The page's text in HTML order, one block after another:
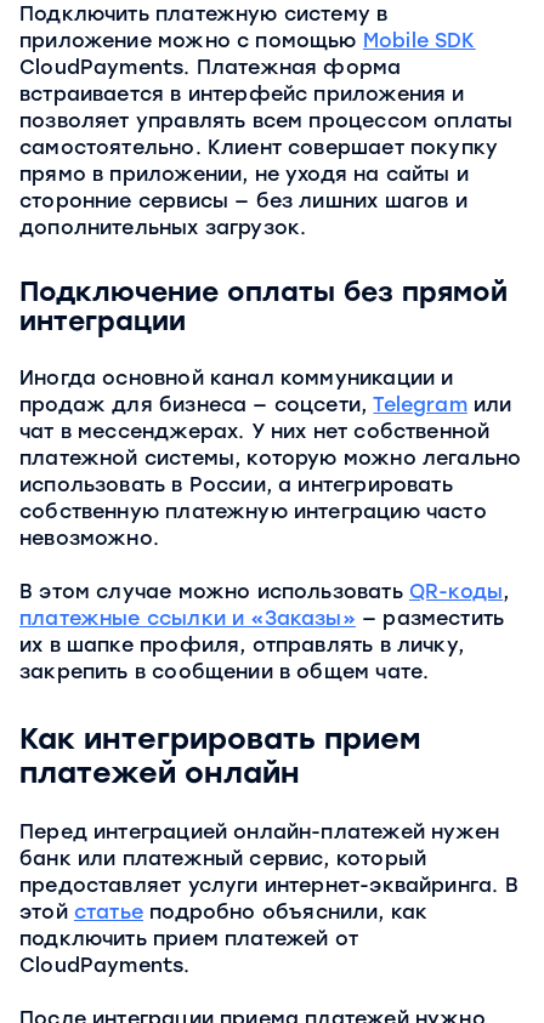
Подключить платежную систему в
приложение можно с помощью Mobile SDK
CloudPayments. Платежная форма
встраивается в интерфейс приложения и
позволяет управлять всем процессом оплаты
самостоятельно. Клиент совершает покупку
прямо в приложении, не уходя на сайты и
сторонние сервисы — без лишних шагов и
дополнительных загрузок.
Подключение оплаты без прямой
интеграции
Иногда основной канал коммуникации и
продаж для бизнеса — соцсети,Telegramили
чат в мессенджерах. У них нет собственной
платежной системы, которую можно легально
использовать в России, а интегрировать
собственную платежную интеграцию часто
невозможно.
В этом случае можно использовать QR-коды,
платежные ссылки и «Заказы» — разместить
их в шапке профиля, отправлять в личку,
закрепить в сообщении в общем чате.
Как интегрировать прием
платежей онлайн
Перед интеграцией онлайн-платежей нужен
банк или платежный сервис, который
предоставляет услуги интернет-эквайринга. В
этой статье подробно объяснили, как
подключить прием платежей от
CloudPayments.
После интеграции приема платежей нужно